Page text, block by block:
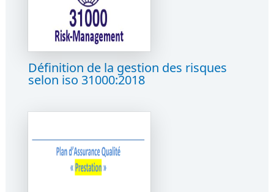
Définition de la gestion des risques
selon iso 31000:2018